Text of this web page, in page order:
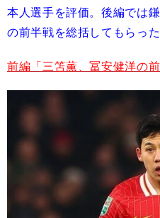
本人選手を評価。後編では
の前半戦を総括してもらった
前編「三笘薫、冨安健洋の